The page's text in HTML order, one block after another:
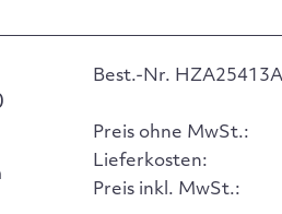
Best.-Nr.
Preis ohne MwSt.:
Lieferkosten:
Preis inkl. MwSt.: